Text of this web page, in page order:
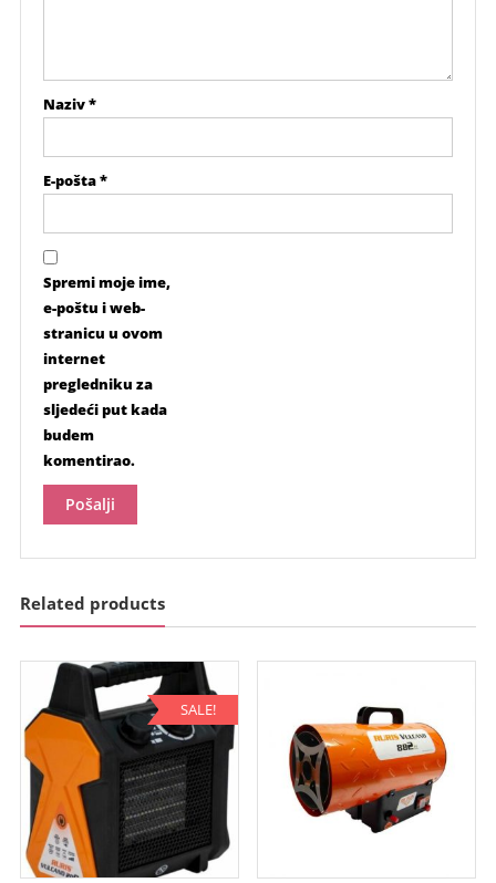
Naziv*
E-pošta*
Spremi moje ime,
e-poštu i web-
stranicu u ovom
internet
pregledniku za
sljedeći put kada
budem
komentirao.
Related products
SALE!